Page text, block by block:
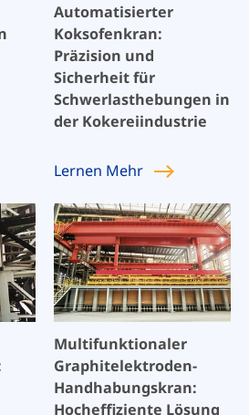
Automatisierter
Koksofenkran:
Präzision und
Sicherheit für
Schwerlasthebungen in
der Kokereiindustrie
Lernen Mehr
Multifunktionaler
Graphitelektroden-
Handhabungskran:
Hocheffiziente Lösung